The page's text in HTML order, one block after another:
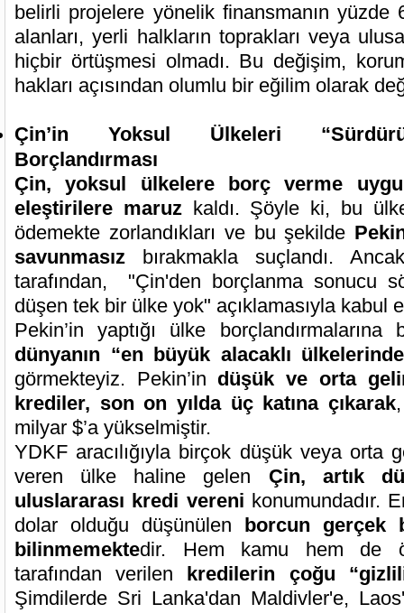
belirli projelere yönelik finansmanın yüzde
alanları, yerli halkların toprakları veya
hiçbir örtüşmesi olmadı. Bu değişim,
hakları açısından olumlu bir eğilim olarak
Çin’in Yoksul Ülkeleri
Borçlandırması
Çin, yoksul ülkelere borç verme
eleştirilere maruzkaldı. Şöyle ki, bu
ödemekte zorlandıkları ve bu şekilde
savunmasız bırakmakla suçlandı.
tarafından, "Çin'den borçlanma sonucu
düşen tek bir ülke yok" açıklamasıyla kabul
Pekin’in yaptığı ülke borçlandırmalarına
dünyanın “en büyük alacaklı
görmekteyiz. Pekin’in düşük ve orta
krediler, son on yılda üç katına çıkarak
milyar $’a yükselmiştir.
YDKF aracılığıyla birçok düşük veya orta
veren ülke haline gelen Çin, artık
uluslararası kredi vereni konumundadır.
dolar olduğu düşünülen borcun gerçek
bilinmemektedir. Hem kamu hem de
tarafından verilen kredilerin çoğu
Şimdilerde Sri Lanka'dan Maldivler'e,